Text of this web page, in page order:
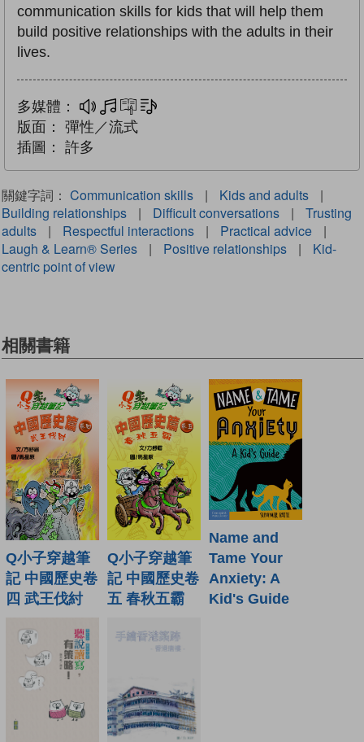
communication skills for kids that will help them
build positive relationships with the adults in their
lives.
多媒體： 多媒體互動練習
版面：
彈性／流式
插圖：
許多
關鍵字詞： Communication skills | Kids and adults
|
Building relationships
| Difficult conversations |
Trusting
adults
| Respectful interactions | Practical advice
|
Laugh & Learn® Series
| Positive relationships |
Kid-
centric point of view
相關書籍
Q小子穿越筆
記 中國歷史卷
四 武王伐紂
Q小子穿越筆
記 中國歷史卷
五 春秋五霸
Name and
Tame Your
Anxiety: A
Kid's Guide